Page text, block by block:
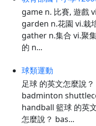
game n. 比賽, 遊戲
garden n.花園 vi.栽
gather n.集合 vi.聚
的 n...
球類運動
足球 的英文怎麼說
badminton
handball 籃球 的英
怎麼說？ bas...